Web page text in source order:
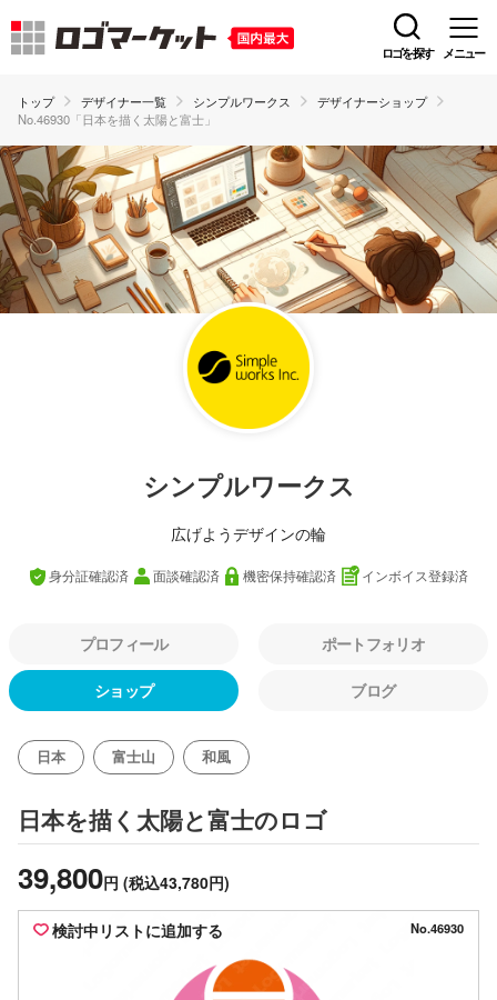
ロゴを探す メニュー
トップ デザイナー一覧 シンプルワークス
デザイナーショップ
No.46930「日本を描く太陽と富士」
シンプルワークス
広げようデザインの輪
身分証確認済 面談確認済 機密保持確認済 インボイス登録済
プロフィール ポートフォリオ
ショップ ブログ
日本 富士山 和風
日本を描く太陽と富士のロゴ
39,800円 (税込43,780円)
検討中リストに追加する No.46930